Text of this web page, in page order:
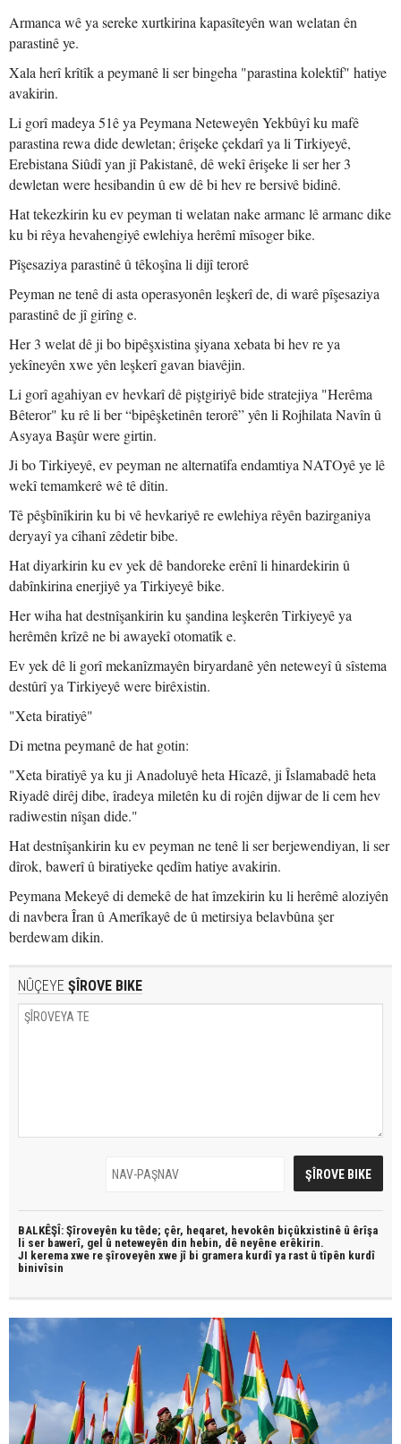
Armanca wê ya sereke xurtkirina kapasîteyên wan welatan ên
parastinê ye.
Xala herî krîtîk a peymanê li ser bingeha "parastina kolektîf" hatiye
avakirin.
Li gorî madeya 51ê ya Peymana Neteweyên Yekbûyî ku mafê
parastina rewa dide dewletan; êrişeke çekdarî ya li Tirkiyeyê,
Erebistana Siûdî yan jî Pakistanê, dê wekî êrişeke li ser her 3
dewletan were hesibandin û ew dê bi hev re bersivê bidinê.
Hat tekezkirin ku ev peyman ti welatan nake armanc lê armanc dike
ku bi rêya hevahengiyê ewlehiya herêmî mîsoger bike.
Pîşesaziya parastinê û têkoşîna li dijî terorê
Peyman ne tenê di asta operasyonên leşkerî de, di warê pîşesaziya
parastinê de jî girîng e.
Her 3 welat dê ji bo bipêşxistina şiyana xebata bi hev re ya
yekîneyên xwe yên leşkerî gavan biavêjin.
Li gorî agahiyan ev hevkarî dê piştgiriyê bide stratejiya "Herêma
Bêteror" ku rê li ber “bipêşketinên terorê” yên li Rojhilata Navîn û
Asyaya Başûr were girtin.
Ji bo Tirkiyeyê, ev peyman ne alternatîfa endamtiya NATOyê ye lê
wekî temamkerê wê tê dîtin.
Tê pêşbînîkirin ku bi vê hevkariyê re ewlehiya rêyên bazirganiya
deryayî ya cîhanî zêdetir bibe.
Hat diyarkirin ku ev yek dê bandoreke erênî li hinardekirin û
dabînkirina enerjiyê ya Tirkiyeyê bike.
Her wiha hat destnîşankirin ku şandina leşkerên Tirkiyeyê ya
herêmên krîzê ne bi awayekî otomatîk e.
Ev yek dê li gorî mekanîzmayên biryardanê yên neteweyî û sîstema
destûrî ya Tirkiyeyê were birêxistin.
"Xeta biratiyê"
Di metna peymanê de hat gotin:
"Xeta biratiyê ya ku ji Anadoluyê heta Hîcazê, ji Îslamabadê heta
Riyadê dirêj dibe, îradeya miletên ku di rojên dijwar de li cem hev
radiwestin nîşan dide."
Hat destnîşankirin ku ev peyman ne tenê li ser berjewendiyan, li ser
dîrok, bawerî û biratiyeke qedîm hatiye avakirin.
Peymana Mekeyê di demekê de hat îmzekirin ku li herêmê aloziyên
di navbera Îran û Amerîkayê de û metirsiya belavbûna şer
berdewam dikin.
NÛÇEYE ŞÎROVE BIKE
BALKÊŞÎ: Şîroveyên ku têde; çêr, heqaret, hevokên biçûkxistinê û êrîşa
li ser bawerî, gel û neteweyên din hebin, dê neyêne erêkirin.
JI kerema xwe re şîroveyên xwe jî bi gramera kurdî ya rast û tîpên kurdî
binivîsin